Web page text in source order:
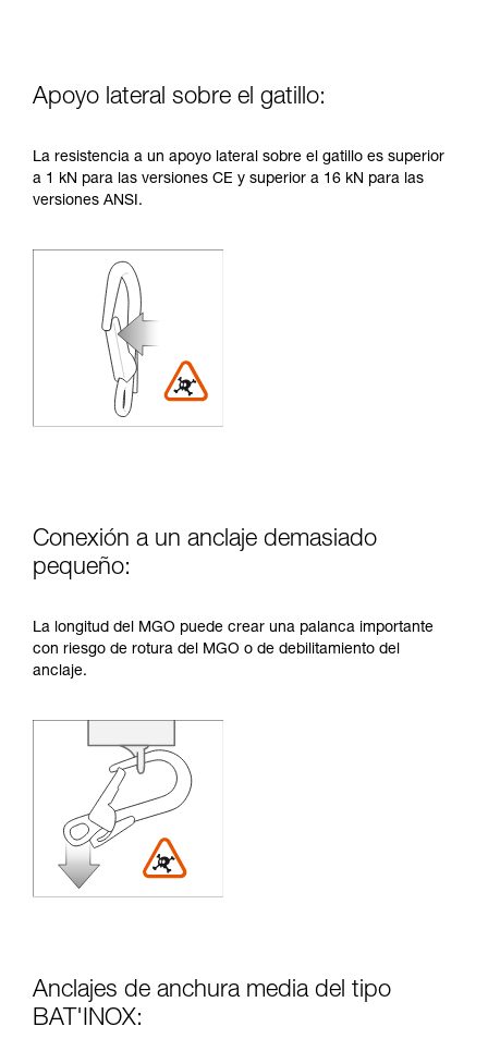
Apoyo lateral sobre el gatillo:
La resistencia a un apoyo lateral sobre el gatillo es superior
a 1 kN para las versiones CE y superior a 16 kN para las
versiones ANSI.
Conexión a un anclaje demasiado
pequeño:
La longitud del MGO puede crear una palanca importante
con riesgo de rotura del MGO o de debilitamiento del
anclaje.
Anclajes de anchura media del tipo
BAT'INOX: